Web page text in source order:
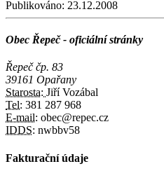
Publikováno: 23.12.2008
Obec Řepeč - oficiální stránky
Řepeč čp. 83
39161 Opařany
Starosta: Jiří Vozábal
Tel: 381 287 968
E-mail: obec@repec.cz
IDDS: nwbbv58
Fakturační údaje